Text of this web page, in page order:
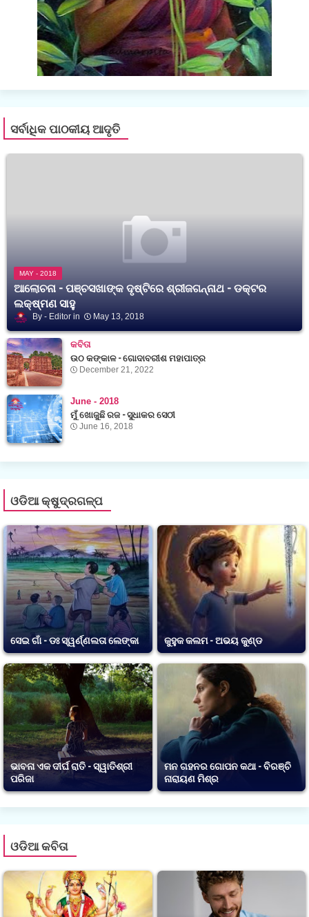
ସର୍ବାଧିକ ପାଠକୀୟ ଆଦୃତି
MAY - 2018
ଆଲୋଚନା - ପଞ୍ଚସଖାଙ୍କ ଦୃଷ୍ଟିରେ ଶ୍ରୀଜଗନ୍ନାଥ - ଡକ୍ଟର
ଲକ୍ଷ୍ମଣ ସାହୁ
Editor May 13, 2018
କବିତା
ଉଠ କଙ୍କାଳ - ଗୋଦାବରୀଶ ମହାପାତ୍ର
December 21, 2022
June - 2018
ମୁଁ ଖୋଜୁଛି ରଜ - ସୁଧାକର ସେଠୀ
June 16, 2018
ଓଡିଆ କ୍ଷୁଦ୍ରଗଳ୍ପ
ସେଇ ଗାଁ - ଡଃ ସ୍ୱର୍ଣ୍ଣଲତା ଲେଙ୍କା କୁହୁକ କଲମ - ଅଭୟ କୁଣ୍ଡ
ଭାବନା ଏକ ଦୀର୍ଘ ରାତି - ସ୍ୱାତିଶ୍ରୀ
ପରିଜା
ମନ ଗହନର ଗୋପନ କଥା - ବିରଞ୍ଚି
ନାରାୟଣ ମିଶ୍ର
ଓଡିଆ କବିତା